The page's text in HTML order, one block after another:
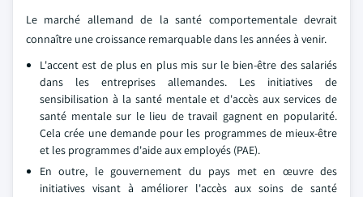
Le marché allemand de la santé comportementale devrait
connaître une croissance remarquable dans les années à venir.
L'accent est de plus en plus mis sur le bien-être des salariés
dans les entreprises allemandes. Les initiatives de
sensibilisation à la santé mentale et d'accès aux services de
santé mentale sur le lieu de travail gagnent en popularité.
Cela crée une demande pour les programmes de mieux-être
et les programmes d'aide aux employés (PAE).
En outre, le gouvernement du pays met en œuvre des
initiatives visant à améliorer l'accès aux soins de santé